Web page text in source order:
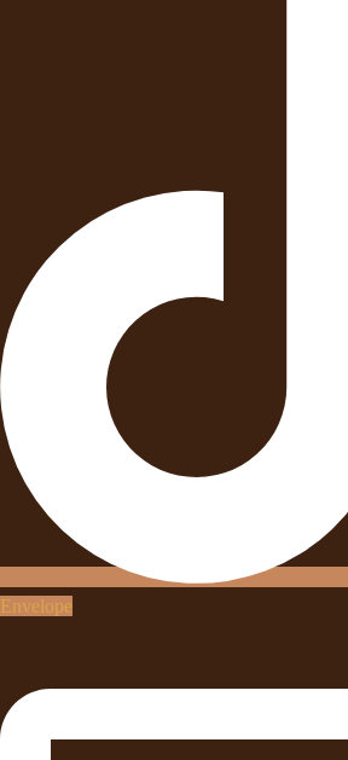
Envelope